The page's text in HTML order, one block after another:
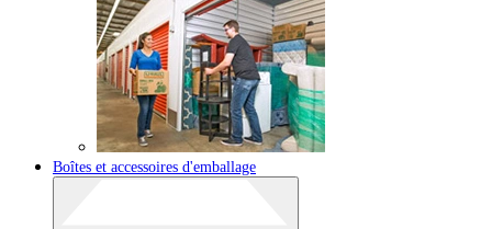
Boîtes et accessoires d'emballage